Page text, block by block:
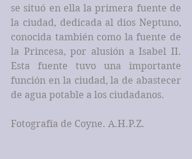
se situó en ella la primera fuente de
la ciudad, dedicada al dios Neptuno,
conocida también como la fuente de
la Princesa, por alusión a Isabel II.
Esta fuente tuvo una importante
función en la ciudad, la de abastecer
de agua potable a los ciudadanos.
Fotografía de Coyne. A.H.P.Z.